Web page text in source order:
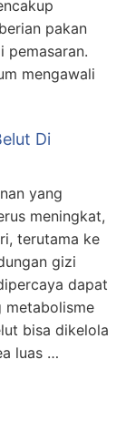
pakan
pemasaran.
mengawali
Di
yang
meningkat,
terutama ke
gizi
dapat
metabolisme
bisa dikelola
luas …